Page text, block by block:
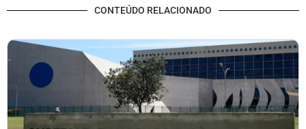
CONTEÚDO RELACIONADO